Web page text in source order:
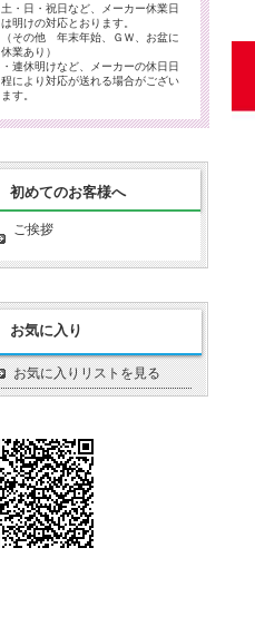
土・日・祝日など、メーカー休業日
は明けの対応とおります。
（その他 年末年始、ＧＷ、お盆に
休業あり）
・連休明けなど、メーカーの休日日
程により対応が送れる場合がござい
ます。
初めてのお客様へ
ご挨拶
お気に入り
お気に入りリストを見る